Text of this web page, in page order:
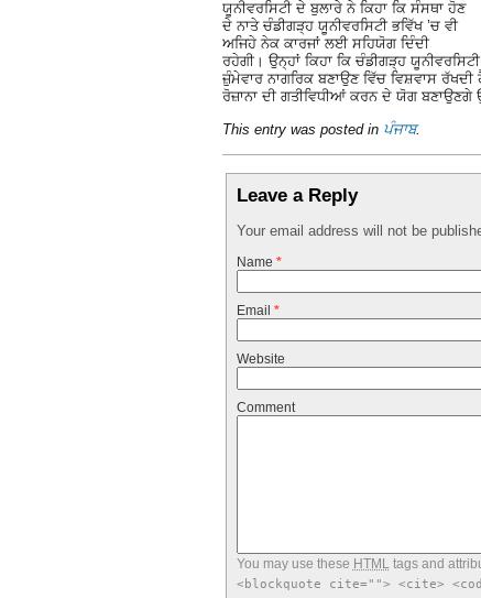
ਯੂਨੀਵਰਸਿਟੀ ਦੇ ਬੁਲਾਰੇ ਨੇ ਕਿਹਾ ਕਿ ਸੰਸਥਾ ਹੋਣ
ਦੇ ਨਾਤੇ ਚੰਡੀਗੜ੍ਹ ਯੂਨੀਵਰਸਿਟੀ ਭਵਿੱਖ ’ਚ ਵੀ
ਅਜਿਹੇ ਨੇਕ ਕਾਰਜਾਂ ਲਈ ਸਹਿਯੋਗ ਦਿੰਦੀ
ਰਹੇਗੀ। ਉਨ੍ਹਾਂ ਕਿਹਾ ਕਿ ਚੰਡੀਗੜ੍ਹ
ਜ਼ੁੰਮੇਵਾਰ ਨਾਗਰਿਕ ਬਣਾਉਣ ਵਿੱਚ ਵਿਸ਼ਵਾਸ
ਰੋਜ਼ਾਨਾ ਦੀ ਗਤੀਵਿਧੀਆਂ ਕਰਨ ਦੇ ਯੋਗ ਬਣਾਉਣਗੇ
This entry was posted in ਪੰਜਾਬ.
Leave a Reply
Your email address will not be
Name *
Email *
Website
Comment
You may use these HTMLtags and
<blockquote cite=""> <cite>